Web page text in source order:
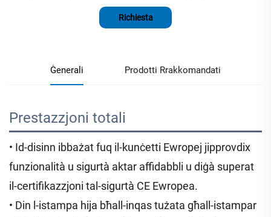
Richiesta
Ġenerali Prodotti Rrakkomandati
Prestazzjoni totali
• Id-disinn ibbażat fuq il-kunċetti Ewropej jipprovdix
funzionalità u sigurtà aktar affidabbli u diġà superat
il-certifikazzjoni tal-sigurtà CE Ewropea.
• Din l-istampa hija bħall-inqas tużata għall-istampar